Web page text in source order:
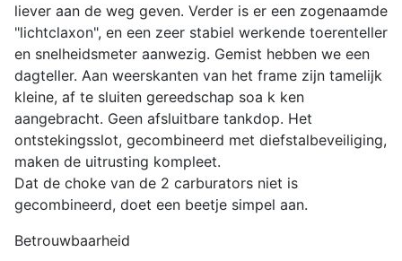
liever aan de weg geven. Verder is er een zogenaamde
"lichtclaxon", en een zeer stabiel werkende toerenteller
en snelheidsmeter aanwezig. Gemist hebben we een
dagteller. Aan weerskanten van het frame zijn tamelijk
kleine, af te sluiten gereedschap soa k ken
aangebracht. Geen afsluitbare tankdop. Het
ontstekingsslot, gecombineerd met diefstalbeveiliging,
maken de uitrusting kompleet.
Dat de choke van de 2 carburators niet is
gecombineerd, doet een beetje simpel aan.
Betrouwbaarheid